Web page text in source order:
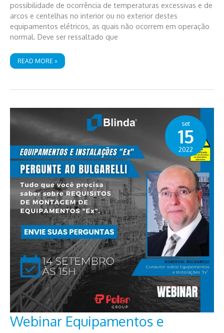
possibilidade de ocorrência de temperaturas excessivas e de
arcos e centelhas no interior ou no exterior destes
equipamentos elétricos, as quais não ocorrem em operação
normal. Deve ser ressaltado que
EQUIPAMENTOS
POR
EX
READ MORE »
Webinar Equipamentos e
set
15
2022